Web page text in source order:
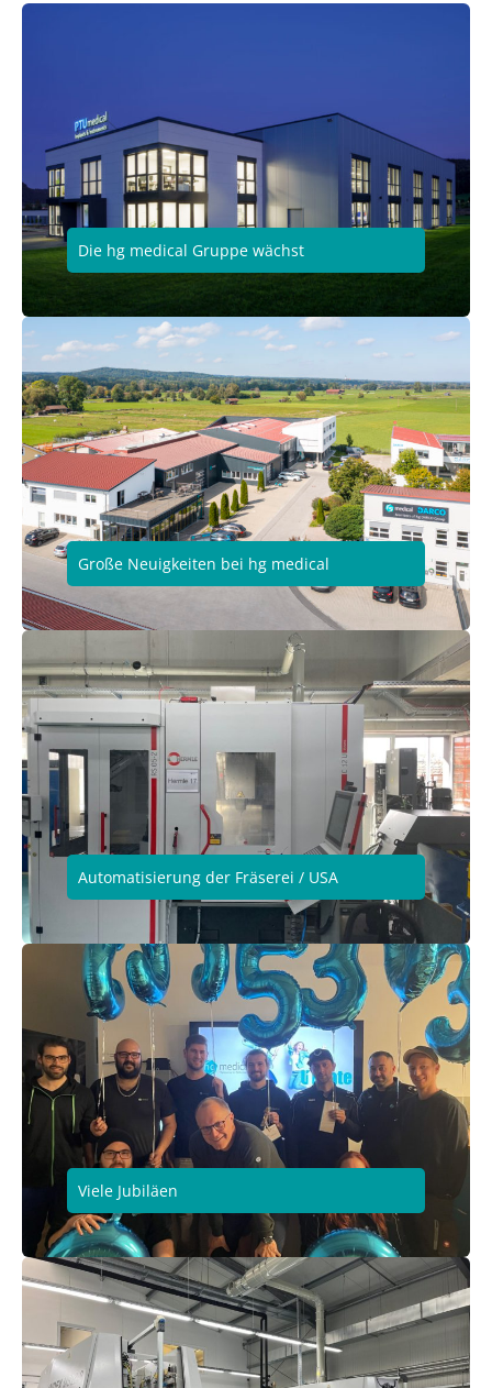
Die hg medical Gruppe wächst
Große Neuigkeiten bei hg medical
Automatisierung der Fräserei / USA
Viele Jubiläen